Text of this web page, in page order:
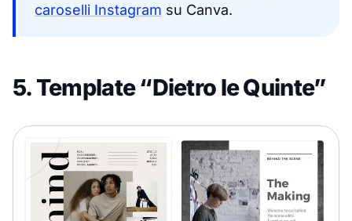
caroselli Instagram su Canva.
5. Template “Dietro le Quinte”